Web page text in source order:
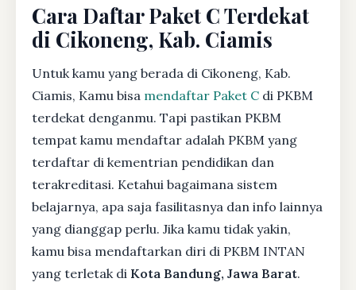
Cara Daftar Paket C Terdekat
di Cikoneng, Kab. Ciamis
Untuk kamu yang berada di Cikoneng, Kab.
Ciamis, Kamu bisa mendaftar Paket C di PKBM
terdekat denganmu. Tapi pastikan PKBM
tempat kamu mendaftar adalah PKBM yang
terdaftar di kementrian pendidikan dan
terakreditasi. Ketahui bagaimana sistem
belajarnya, apa saja fasilitasnya dan info lainnya
yang dianggap perlu. Jika kamu tidak yakin,
kamu bisa mendaftarkan diri di PKBM INTAN
yang terletak di Kota Bandung, Jawa Barat.